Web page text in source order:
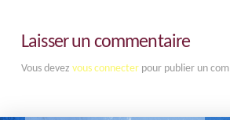
Laisser un commentaire
Vous devez vous connecterpour publier un